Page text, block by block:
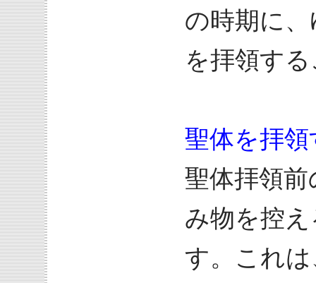
の時期に
を拝領す
聖体を拝
聖体拝領
み物を控
す。これ